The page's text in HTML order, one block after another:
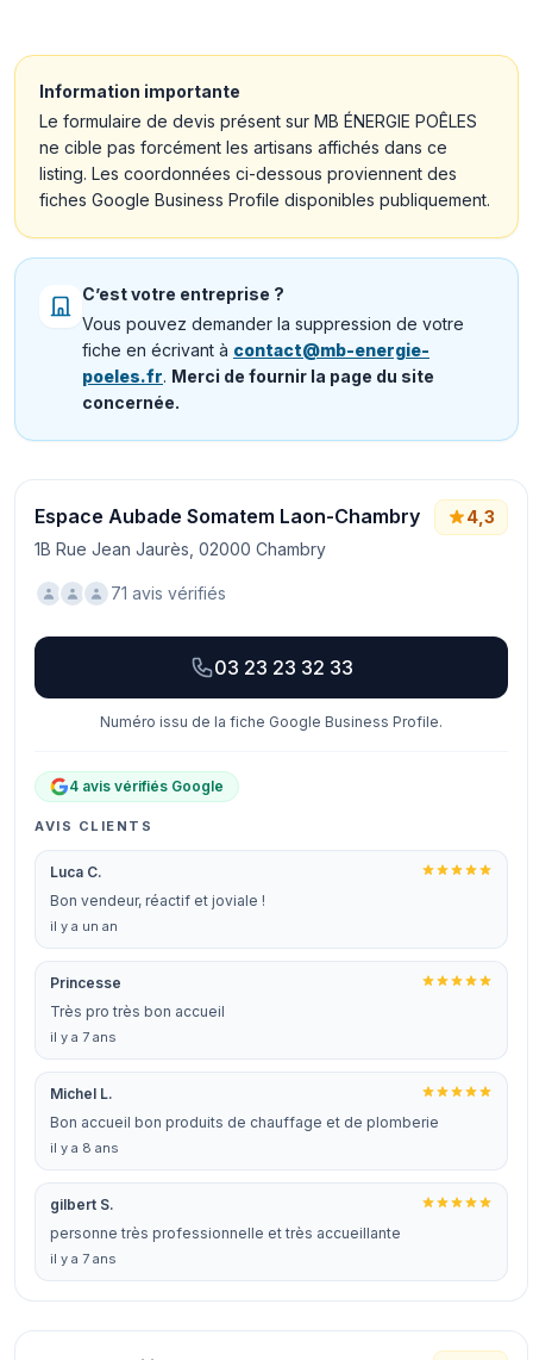
Information importante
Le formulaire de devis présent sur MB ÉNERGIE POÊLES
ne cible pas forcément les artisans affichés dans ce
listing. Les coordonnées ci-dessous proviennent des
fiches Google Business Profile disponibles publiquement.
C’est votre entreprise ?
Vous pouvez demander la suppression de votre
fiche en écrivant à contact@mb-energie-
poeles.fr. Merci de fournir la page du site
concernée.
Espace Aubade Somatem Laon-Chambry
1B Rue Jean Jaurès, 02000 Chambry
4,3
71 avis vérifiés
03 23 23 32 33
Numéro issu de la fiche Google Business Profile.
4 avis vérifiés Google
AVIS CLIENTS
Luca C.
Bon vendeur, réactif et joviale !
il y a un an
Princesse
Très pro très bon accueil
il y a 7 ans
Michel L.
Bon accueil bon produits de chauffage et de plomberie
il y a 8 ans
gilbert S.
personne très professionnelle et très accueillante
il y a 7 ans